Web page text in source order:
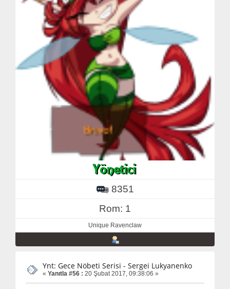
8351
Rom: 1
Unique Ravenclaw
Ynt: Gece Nöbeti Serisi - Sergei Lukyanenko
« Yanıtla #56 : 20 Şubat 2017, 09:38:06 »